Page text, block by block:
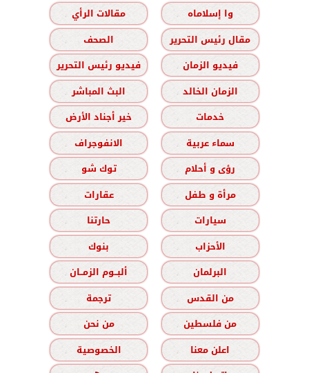
وا إسلاماه
مقالات الرأي
مقال رئيس التحرير
الصحف
فيديو الزمان
فيديو رئيس التحرير
الزمان الخالد
البث المباشر
خدمات
خير أجناد الأرض
سماء عربية
الانفوجراف
رؤى و أحلام
توك شو
مرأة و طفل
عقارات
سيارات
حارتنا
الأحزاب
بنوك
البرلمان
ألبــوم الزمــان
من القدس
ترجمة
من فلسطين
من نحن
اعلن معنا
الخصوصية